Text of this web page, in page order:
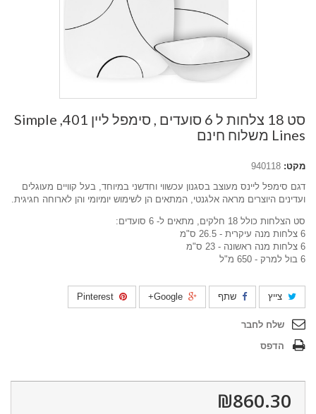
סט 18 צלחות ל 6 סועדים , סימפל ליין 401, Simple
Lines משלוח חינם
מקט: 940118
דגם סימפל ליינס מעוצב בסגנון עכשווי וחדשני במיוחד, בעל קוויים מעוגלים
ועדינים היוצרים מראה אלגנטי, המתאים הן לשימוש יומיומי והן לארוחה חגיגית.
סט הצלחות כולל 18 חלקים, מתאים ל- 6 סועדים:
6 צלחות מנה עיקרית - 26.5 ס"מ
6 צלחות מנה ראשונה - 23 ס"מ
6 בול למרק - 650 מ"ל
צייץ שתף
שלח לחבר
הדפס
₪860.30